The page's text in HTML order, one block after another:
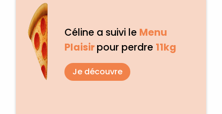
Céline a suivi le Menu
Plaisirpour perdre 11kg
Je découvre